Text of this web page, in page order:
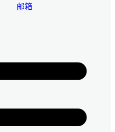
邮箱